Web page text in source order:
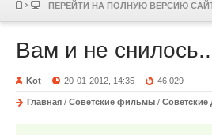
ПЕРЕЙТИ НА ПОЛНУЮ ВЕРСИЮ
Вам и не
Kot 20-01-2012, 14:35 46 029
Главная / Советские фильмы /